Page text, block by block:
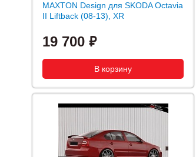
MAXTON Design для SKODA Octavia
II Liftback (08-13), XR
19 700